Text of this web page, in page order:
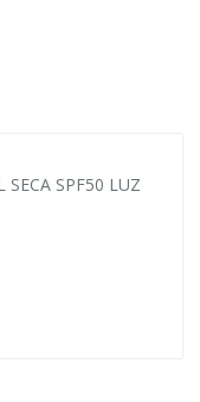
SPF50 LUZ